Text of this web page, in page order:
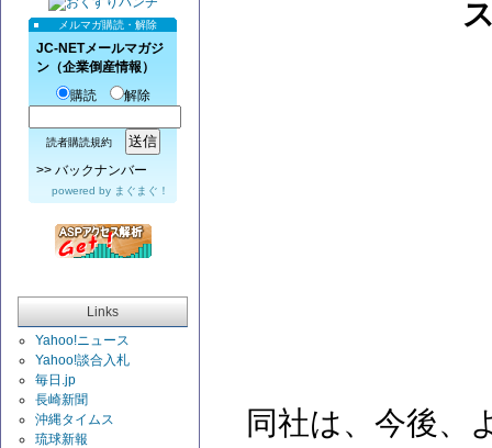
メルマガ購読・解除
JC-NETメールマガジ
ン（企業倒産情報）
購読
解除
読者購読規約
>> バックナンバー
powered by まぐまぐ！
Links
Yahoo!ニュース
Yahoo!談合入札
毎日.jp
長崎新聞
沖縄タイムス
琉球新報
同社は、今後、